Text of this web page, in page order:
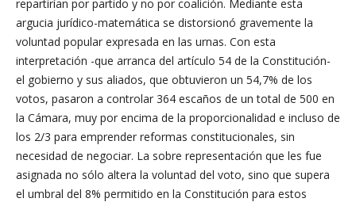
repartirían por partido y no por coalición. Mediante esta
argucia jurídico-matemática se distorsionó gravemente la
voluntad popular expresada en las urnas. Con esta
interpretación -que arranca del artículo 54 de la Constitución-
el gobierno y sus aliados, que obtuvieron un 54,7% de los
votos, pasaron a controlar 364 escaños de un total de 500 en
la Cámara, muy por encima de la proporcionalidad e incluso de
los 2/3 para emprender reformas constitucionales, sin
necesidad de negociar. La sobre representación que les fue
asignada no sólo altera la voluntad del voto, sino que supera
el umbral del 8% permitido en la Constitución para estos